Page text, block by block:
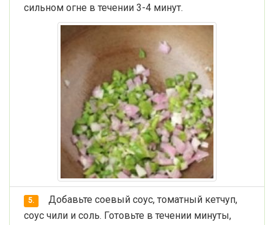
сильном огне в течении 3-4 минут.
5.
Добавьте соевый соус, томатный кетчуп,
соус чили и соль. Готовьте в течении минуты,